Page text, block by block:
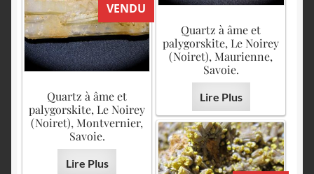
Quartz à âme et
palygorskite, Le Noirey
(Noiret), Maurienne,
Savoie.
Lire Plus
VENDU
Quartz à âme et
palygorskite, Le Noirey
(Noiret), Montvernier,
Savoie.
Lire Plus